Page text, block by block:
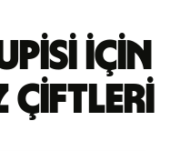
için
çiftleri